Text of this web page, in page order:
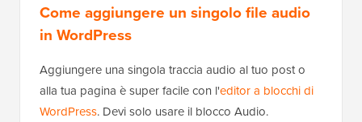
Come aggiungere un singolo file audio
in WordPress
Aggiungere una singola traccia audio al tuo post o
alla tua pagina è super facile con l'editor a blocchi di
WordPress. Devi solo usare il blocco Audio.